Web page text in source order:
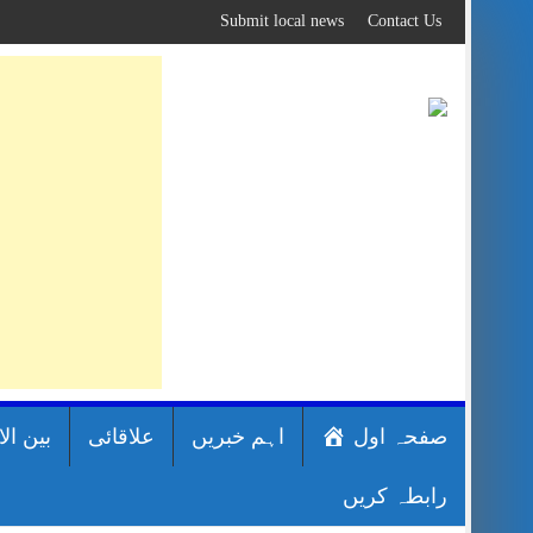
to
content
Contact Us
Submit local news
صفحہ اول اہم خبریں علاقائی بین
رابطہ کریں